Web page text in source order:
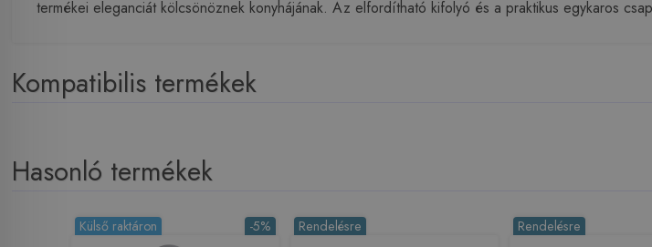
termékei eleganciát kölcsönöznek konyhájának. Az elfordítható kifolyó és a praktikus egykaros
Kompatibilis termékek
Hasonló termékek
-5%
Külső raktáron Rendelésre Rendelésre